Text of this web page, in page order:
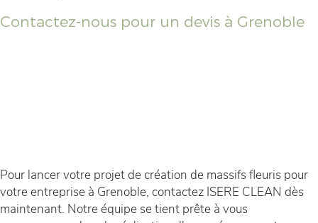
Contactez-nous pour un devis à Grenoble
Pour lancer votre projet de création de massifs fleuris pour
votre entreprise à Grenoble, contactez ISERE CLEAN dès
maintenant. Notre équipe se tient prête à vous